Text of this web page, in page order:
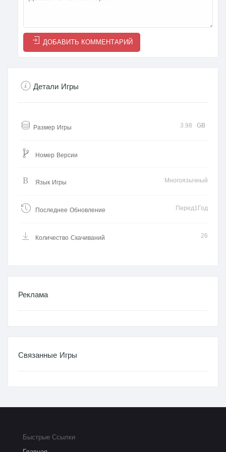
ДОБАВИТЬ КОММЕНТАРИЙ
Детали Игры
Размер Игры 3.98 GB
Номер Версии
Язык Игры Многоязычный
Последнее Обновление Перед1Год
Количество Скачиваний 26
Реклама
Связанные Игры
Быстрые Ссылки